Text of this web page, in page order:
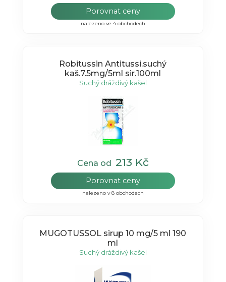
Porovnat ceny
nalezeno ve 4 obchodech
Robitussin Antitussi.suchý
kaš.7.5mg/5ml sir.100ml
Suchý dráždivý kašel
Cena od 213 Kč
Porovnat ceny
nalezeno v 8 obchodech
MUGOTUSSOL sirup 10 mg/5 ml 190
ml
Suchý dráždivý kašel